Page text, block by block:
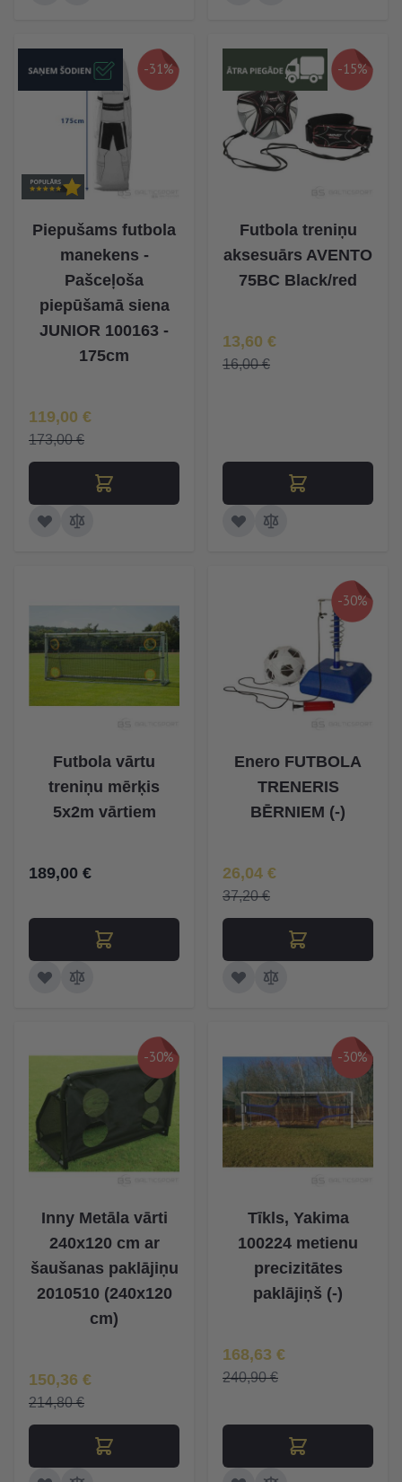
-31%
Piepušams futbola
manekens -
Pašceļoša
piepūšamā siena
JUNIOR 100163 -
175cm
Īpaša Cena
119,00 €
173,00 €
-15%
Futbola treniņu
aksesuārs AVENTO
75BC Black/red
Īpaša Cena
13,60 €
16,00 €
Futbola vārtu
treniņu mērķis
5x2m vārtiem
189,00 €
-30%
Enero FUTBOLA
TRENERIS
BĒRNIEM (-)
Īpaša Cena
26,04 €
37,20 €
-30%
Inny Metāla vārti
240x120 cm ar
šaušanas paklājiņu
2010510 (240x120
cm)
Īpaša Cena
150,36 €
214,80 €
-30%
Tīkls, Yakima
100224 metienu
precizitātes
paklājiņš (-)
Īpaša Cena
168,63 €
240,90 €